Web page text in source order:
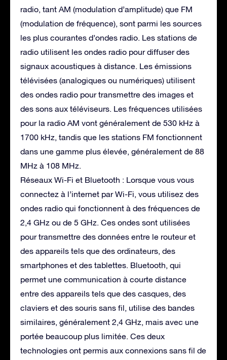
radio, tant AM (modulation d’amplitude) que FM
(modulation de fréquence), sont parmi les sources
les plus courantes d’ondes radio. Les stations de
radio utilisent les ondes radio pour diffuser des
signaux acoustiques à distance. Les émissions
télévisées (analogiques ou numériques) utilisent
des ondes radio pour transmettre des images et
des sons aux téléviseurs. Les fréquences utilisées
pour la radio AM vont généralement de 530 kHz à
1700 kHz, tandis que les stations FM fonctionnent
dans une gamme plus élevée, généralement de 88
MHz à 108 MHz.
Réseaux Wi-Fi et Bluetooth : Lorsque vous vous
connectez à l’internet par Wi-Fi, vous utilisez des
ondes radio qui fonctionnent à des fréquences de
2,4 GHz ou de 5 GHz. Ces ondes sont utilisées
pour transmettre des données entre le routeur et
des appareils tels que des ordinateurs, des
smartphones et des tablettes. Bluetooth, qui
permet une communication à courte distance
entre des appareils tels que des casques, des
claviers et des souris sans fil, utilise des bandes
similaires, généralement 2,4 GHz, mais avec une
portée beaucoup plus limitée. Ces deux
technologies ont permis aux connexions sans fil de